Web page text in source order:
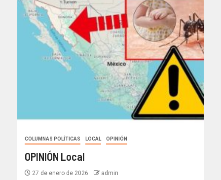
COLUMNAS POLÍTICAS LOCAL OPINIÓN
OPINIÓN Local
27 de enero de 2026 admin